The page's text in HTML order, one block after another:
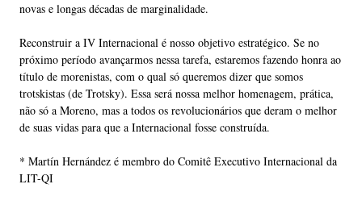
novas e longas décadas de marginalidade.
Reconstruir a IV Internacional é nosso objetivo estratégico. Se no
próximo período avançarmos nessa tarefa, estaremos fazendo honra ao
título de morenistas, com o qual só queremos dizer que somos
trotskistas (de Trotsky). Essa será nossa melhor homenagem, prática,
não só a Moreno, mas a todos os revolucionários que deram o melhor
de suas vidas para que a Internacional fosse construída.
* Martín Hernández é membro do Comitê Executivo Internacional da
LIT-QI